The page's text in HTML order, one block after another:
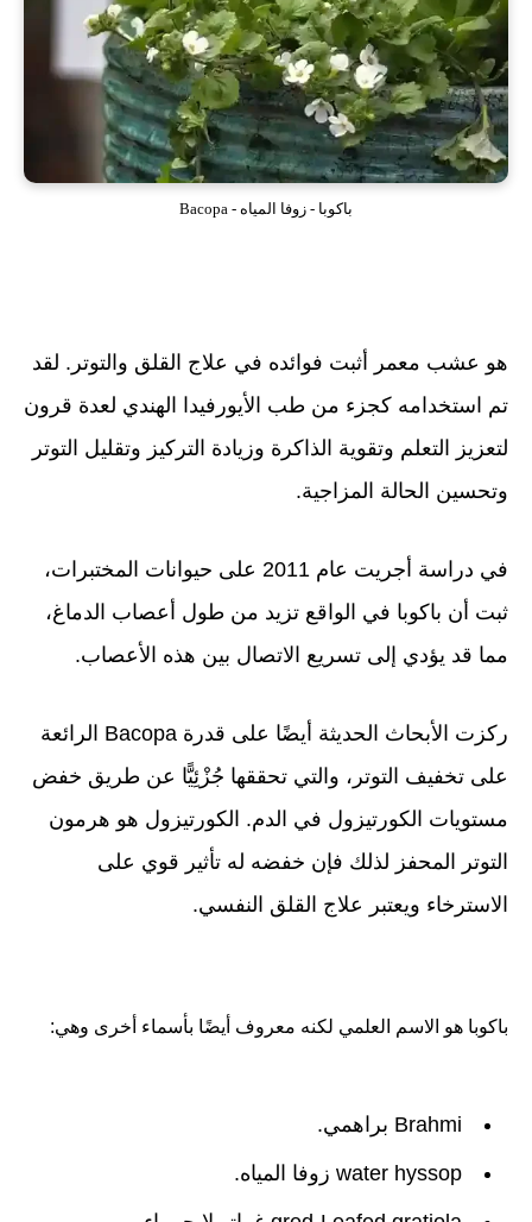
باكوبا - زوفا المياه - Bacopa
هو عشب معمر أثبت فوائده في علاج القلق والتوتر. لقد
تم استخدامه كجزء من طب الأيورفيدا الهندي لعدة قرون
لتعزيز التعلم وتقوية الذاكرة وزيادة التركيز وتقليل التوتر
وتحسين الحالة المزاجية.
في دراسة أجريت عام 2011 على حيوانات المختبرات،
ثبت أن باكوبا في الواقع تزيد من طول أعصاب الدماغ،
مما قد يؤدي إلى تسريع الاتصال بين هذه الأعصاب.
ركزت الأبحاث الحديثة أيضًا على قدرة Bacopa الرائعة
على تخفيف التوتر، والتي تحققها جُزْئِيًّا عن طريق خفض
مستويات الكورتيزول في الدم. الكورتيزول هو هرمون
التوتر المحفز لذلك فإن خفضه له تأثير قوي على
الاسترخاء ويعتبر علاج القلق النفسي.
باكوبا هو الاسم العلمي لكنه معروف أيضًا بأسماء أخرى وهي:
Brahmi براهمي.
water hyssop زوفا المياه.